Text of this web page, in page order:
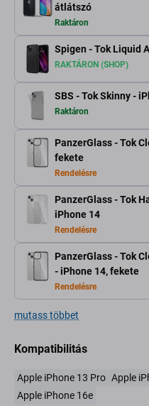
átlátszó
Raktáron
Spigen - Tok Liquid
RAKTÁRON (SHOP)
SBS - Tok Skinny -
Raktáron
PanzerGlass - Tok
fekete
Rendelésre
PanzerGlass - Tok
iPhone 14
Rendelésre
PanzerGlass - Tok
- iPhone 14, fekete
Rendelésre
mutass többet
Kompatibilitás
Apple iPhone 13 Pro Apple
Apple iPhone 16e